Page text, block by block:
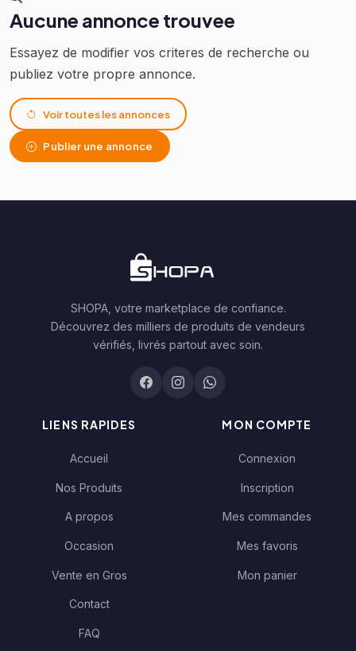
Aucune annonce trouvee
Essayez de modifier vos criteres de recherche ou
publiez votre propre annonce.
Voir toutes les annonces
Publier une annonce
SHOPA, votre marketplace de confiance.
Découvrez des milliers de produits de vendeurs
vérifiés, livrés partout avec soin.
LIENS RAPIDES
Accueil
Nos Produits
A propos
Occasion
Vente en Gros
Contact
FAQ
MON COMPTE
Connexion
Inscription
Mes commandes
Mes favoris
Mon panier